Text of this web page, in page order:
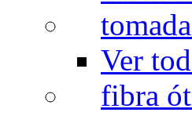
Ver
fibra